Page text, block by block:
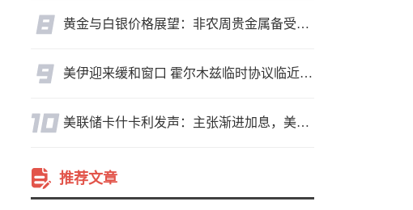
黄金与白银价格展望：非农周贵金属备受关注，黄金测试关键突破位
美伊迎来缓和窗口 霍尔木兹临时协议临近落地
美联储卡什卡利发声：主张渐进加息，美联储内部政策分歧
推荐文章